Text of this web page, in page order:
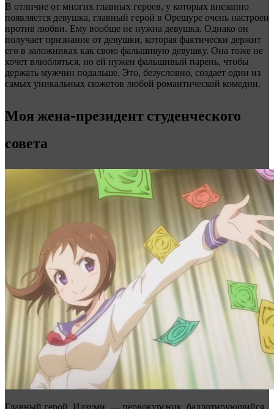
В отличие от многих главных героев, у которых внезапно
появляется девушка, главный герой в Орешуре очень настроен
против любви. Ему вообще не нужна девушка. Однако он
получает признание от девушки, которая фактически держит
его в заложниках как свою фальшивую девушку. Она тоже не
хочет влюбляться, но ей нужен фальшивый парень, чтобы
держать мужчин подальше. Это, безусловно, создает один из
самых уникальных сюжетов любой романтической комедии.
Моя жена-президент студенческого
совета
Главный герой, Идзуми, — первокурсник, баллотирующийся